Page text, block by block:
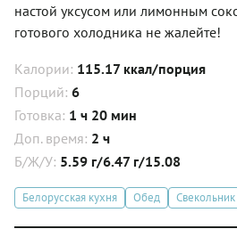
настой уксусом или лимонным
готового холодника не жалейте!
Калории: 115.17 ккал/порция
Порций: 6
Готовка: 1 ч 20 мин
Доп. время: 2 ч
Б/Ж/У: 5.59 г/6.47 г/15.08
Белорусская кухня Обед Свекольник